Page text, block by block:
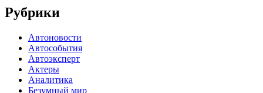
Рубрики
Автоновости
Автособытия
Автоэксперт
Актеры
Аналитика
Безумный мир